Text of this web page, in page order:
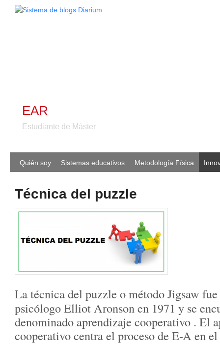
EAR
Estudiante de Máster
Quién soy Sistemas educativos Metodología Física
Técnica del puzzle
La técnica del puzzle o método Jigsaw
psicólogo Elliot Aronson en 1971 y se
denominado aprendizaje cooperativo . El
cooperativo centra el proceso de E-A en